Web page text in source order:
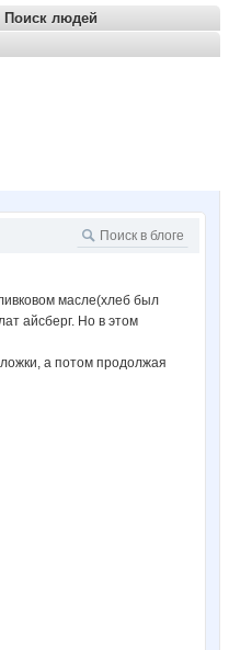
Поиск людей
масле(хлеб был
айсберг. Но в этом
а потом продолжая